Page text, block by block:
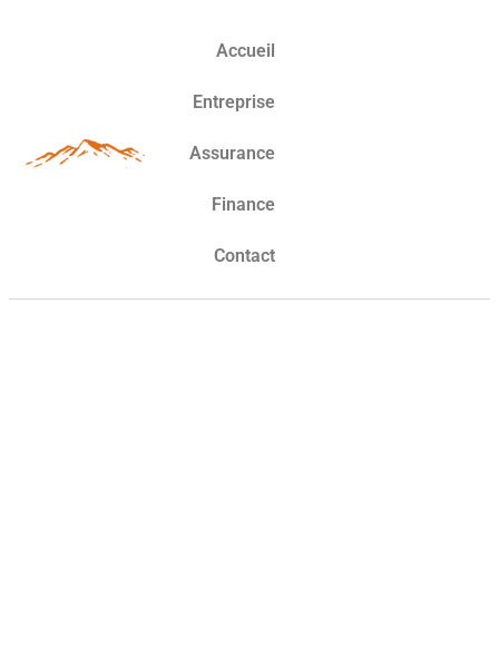
Accueil
Entreprise
Assurance
Finance
Contact